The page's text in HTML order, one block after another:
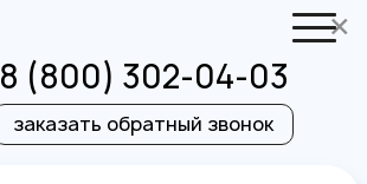
8 (800) 302-04-03
заказать обратный звонок
×